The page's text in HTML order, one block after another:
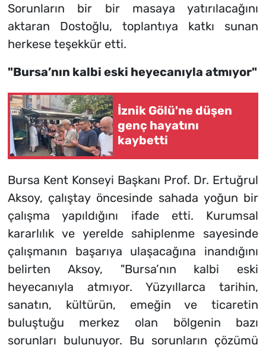
Sorunların bir bir masaya yatırılacağını
aktaran Dostoğlu, toplantıya katkı sunan
herkese teşekkür etti.
"Bursa’nın kalbi eski heyecanıyla atmıyor"
İznik Gölü'ne düşen
genç hayatını
kaybetti
Bursa Kent Konseyi Başkanı Prof. Dr. Ertuğrul
Aksoy, çalıştay öncesinde sahada yoğun bir
çalışma yapıldığını ifade etti. Kurumsal
kararlılık ve yerelde sahiplenme sayesinde
çalışmanın başarıya ulaşacağına inandığını
belirten Aksoy, "Bursa’nın kalbi eski
heyecanıyla atmıyor. Yüzyıllarca tarihin,
sanatın, kültürün, emeğin ve ticaretin
buluştuğu merkez olan bölgenin bazı
sorunları bulunuyor. Bu sorunların çözümü